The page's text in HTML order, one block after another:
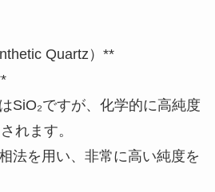
Quartz）**
SiO₂ですが、化学的に高純度
れます。
法を用い、非常に高い純度を